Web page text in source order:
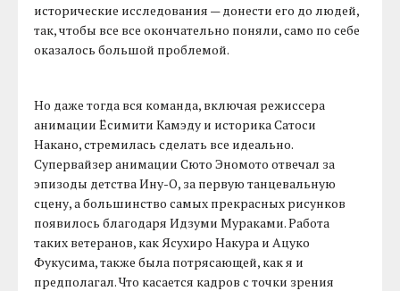
исторические исследования — донести его до людей,
так, чтобы все все окончательно поняли, само по себе
оказалось большой проблемой.
Но даже тогда вся команда, включая режиссера
анимации Ёсимити Камэду и историка Сатоси
Накано, стремилась сделать все идеально.
Супервайзер анимации Сюто Эномото отвечал за
эпизоды детства Ину-О, за первую танцевальную
сцену, а большинство самых прекрасных рисунков
появилось благодаря Идзуми Мураками. Работа
таких ветеранов, как Ясухиро Накура и Ацуко
Фукусима, также была потрясающей, как я и
предполагал. Что касается кадров с точки зрения